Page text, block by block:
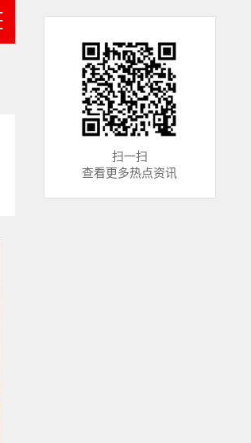
扫一扫
查看更多热点资讯